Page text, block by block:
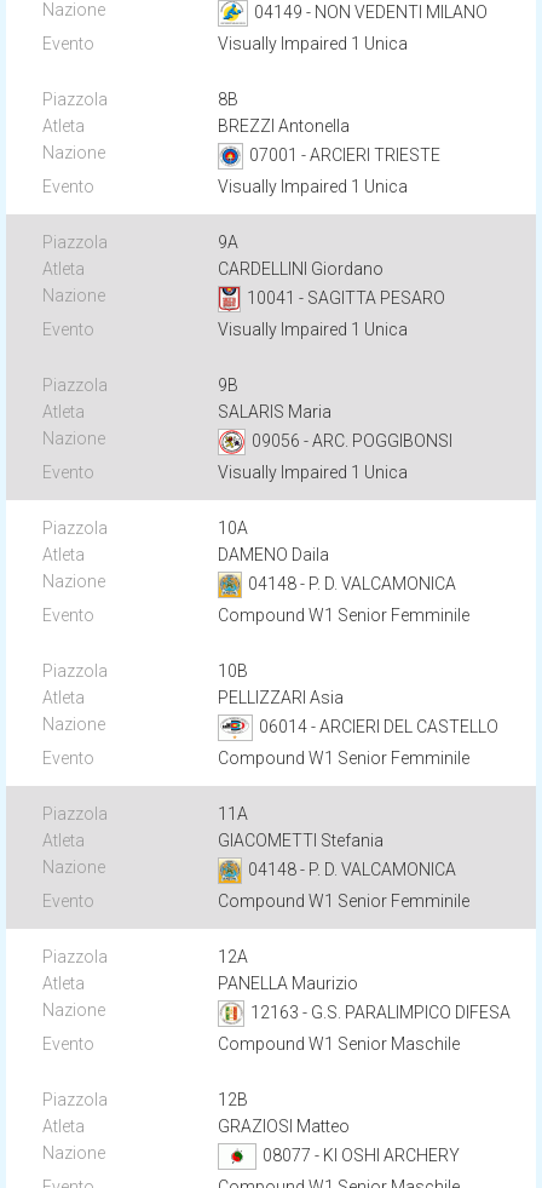
04149 - NON VEDENTI MILANO
Visually Impaired 1 Unica
8B
BREZZI Antonella
07001 - ARCIERI TRIESTE
Visually Impaired 1 Unica
9A
CARDELLINI Giordano
10041 - SAGITTA PESARO
Visually Impaired 1 Unica
9B
SALARIS Maria
09056 - ARC. POGGIBONSI
Visually Impaired 1 Unica
10A
DAMENO Daila
04148 - P. D. VALCAMONICA
Compound W1 Senior Femminile
10B
PELLIZZARI Asia
06014 - ARCIERI DEL CASTELLO
Compound W1 Senior Femminile
11A
GIACOMETTI Stefania
04148 - P. D. VALCAMONICA
Compound W1 Senior Femminile
12A
PANELLA Maurizio
12163 - G.S. PARALIMPICO DIFESA
Compound W1 Senior Maschile
12B
GRAZIOSI Matteo
08077 - KI OSHI ARCHERY